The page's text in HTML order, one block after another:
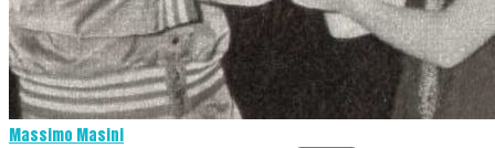
Massimo Masini